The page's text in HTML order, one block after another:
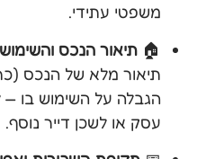
משפטי עתידי.
🏠 תיאור הנכס
תיאור מלא של הנכס
הגבלה על השימוש בו
עסק או לשכן דייר נוסף.